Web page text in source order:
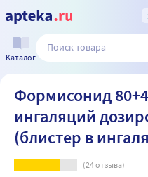
Каталог
Формисонид
ингаляций
(блистер в
(24отзыва)